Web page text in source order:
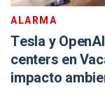
ALARMA
Tesla y
centers en
impacto